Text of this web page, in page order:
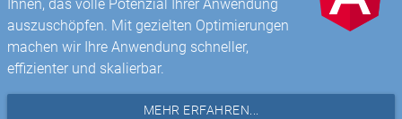
Ihnen, das volle Potenzial Ihrer Anwendung
auszuschöpfen. Mit gezielten Optimierungen
machen wir Ihre Anwendung schneller,
effizienter und skalierbar.
MEHR ERFAHREN...